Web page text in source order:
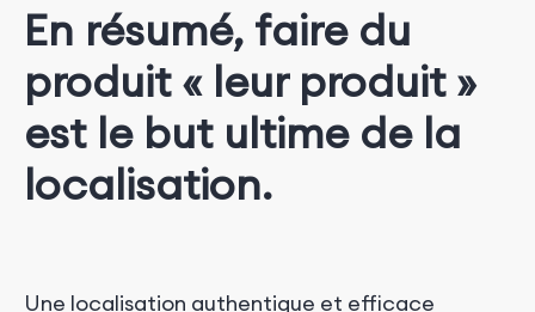
En résumé, faire du
produit « leur produit »
est le but ultime de la
localisation.
Une localisation authentique et efficace